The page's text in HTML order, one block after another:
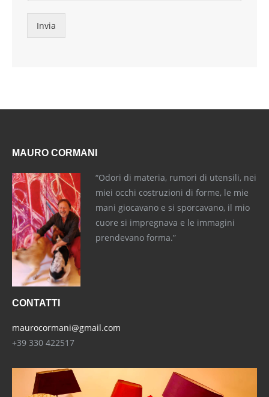
Invia
MAURO CORMANI
“Odori di materia, rumori di utensili, nei
miei occhi costruzioni di forme, le mie
mani giocavano e si sporcavano, il mio
cuore si impregnava e le immagini
prendevano forma.”
CONTATTI
maurocormani@gmail.com
+39 330 422517